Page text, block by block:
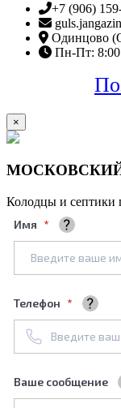
+7 (906)
Одинцово
Пн-Пт: 8:00
×
Колодцы и
Имя
Телефон
Ваше сообщение